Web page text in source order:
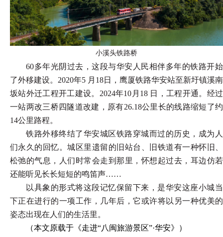
小溪头铁路桥
60多年光阴过去，这段与华安人民相伴多年的铁路开始
了外移建设。2020年5 月18日，鹰厦铁路华安站至新圩镇溪南
坂站外迁工程开工建设。2024年10月18 日，工程开通。经过
一站两改三桥四隧道改建，原有26.18公里长的线路缩短了约
14公里路程。
铁路外移终结了华安城区铁路穿城而过的历史，成为人
们永久的回忆。城区里遗留的旧站台、旧铁道有一种怀旧、
松弛的气息，人们时常会走到那里，怀想起过去，耳边仿若
还能听见长长短短的鸣笛声……
以具象的形式将这段记忆保留下来，是华安这座小城当
下正在进行的一项工作，几年后，它或许将以另一种优美的
姿态出现在人们的生活里。
（本文原载于《走进“八闽旅游景区”·华安》 ）